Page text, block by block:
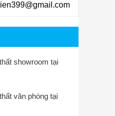
showroom tại
văn phòng tại